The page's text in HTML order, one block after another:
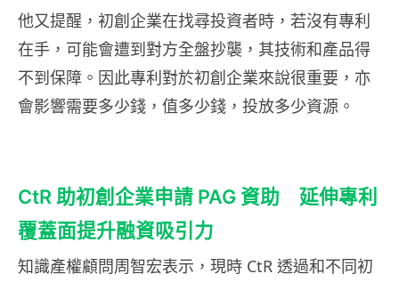
他又提醒，初創企業在找尋投資者時，若沒有專利
在手，可能會遭到對方全盤抄襲，其技術和產品得
不到保障。因此專利對於初創企業來說很重要，亦
會影響需要多少錢，值多少錢，投放多少資源。
CtR 助初創企業申請 PAG 資助 延伸專利
覆蓋面提升融資吸引力
知識產權顧問周智宏表示，現時 CtR 透過和不同初